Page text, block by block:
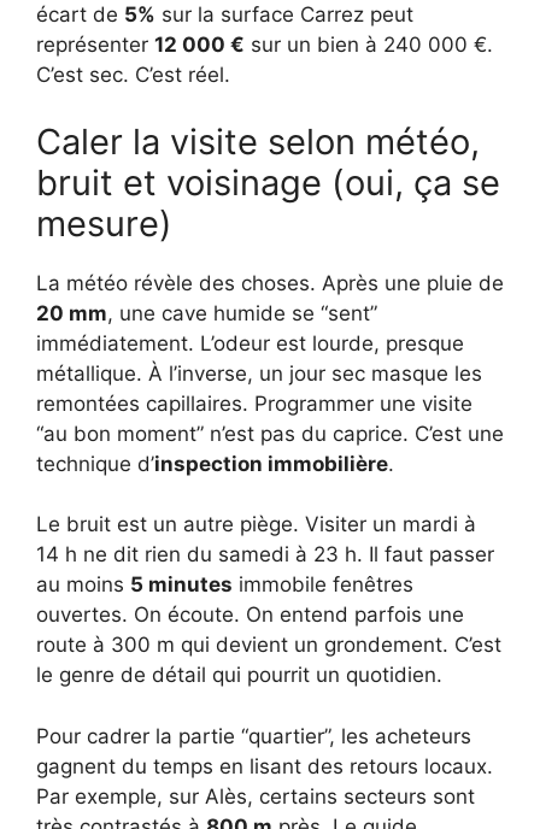
écart de 5% sur la surface Carrez peut
représenter 12 000 € sur un bien à 240 000 €.
C’est sec. C’est réel.
Caler la visite selon météo,
bruit et voisinage (oui, ça se
mesure)
La météo révèle des choses. Après une pluie de
20 mm, une cave humide se “sent”
immédiatement. L’odeur est lourde, presque
métallique. À l’inverse, un jour sec masque les
remontées capillaires. Programmer une visite
“au bon moment” n’est pas du caprice. C’est une
technique d’inspection immobilière.
Le bruit est un autre piège. Visiter un mardi à
14 h ne dit rien du samedi à 23 h. Il faut passer
au moins 5 minutes immobile fenêtres
ouvertes. On écoute. On entend parfois une
route à 300 m qui devient un grondement. C’est
le genre de détail qui pourrit un quotidien.
Pour cadrer la partie “quartier”, les acheteurs
gagnent du temps en lisant des retours locaux.
Par exemple, sur Alès, certains secteurs sont